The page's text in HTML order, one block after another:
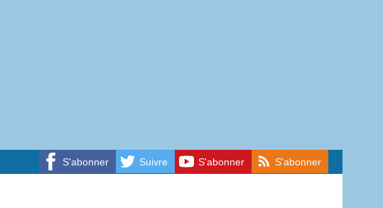
S'abonner Suivre S'abonner S'abonner